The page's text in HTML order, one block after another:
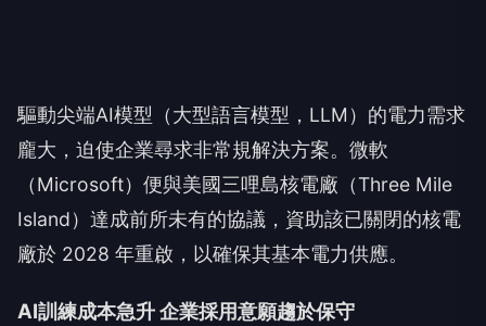
驅動尖端AI模型（大型語言模型，LLM）的電力需求
龐大，迫使企業尋求非常規解決方案。微軟
（Microsoft）便與美國三哩島核電廠（Three Mile
Island）達成前所未有的協議，資助該已關閉的核電
廠於 2028 年重啟，以確保其基本電力供應。
AI訓練成本急升 企業採用意願趨於保守